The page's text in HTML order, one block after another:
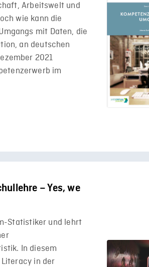
Arbeitswelt und
wie kann die
mit Daten, die
an deutschen
2021
im
– Yes, we
Statistiker und lehrt
In diesem
in der